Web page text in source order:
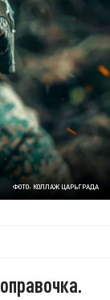
ФОТО: КОЛЛАЖ ЦАРЬГРАДА